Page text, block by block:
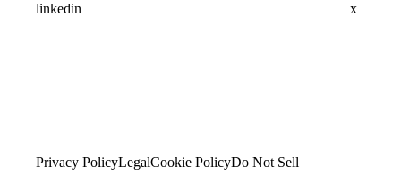
linkedin x
Privacy PolicyLegalCookie PolicyDo Not Sell